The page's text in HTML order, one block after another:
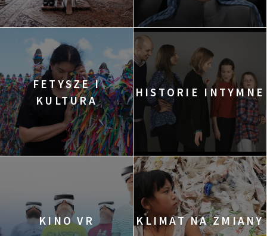
FETYSZE I
KULTURA
HISTORIE INTYMNE
KINO VR KLIMAT NA ZMIANY